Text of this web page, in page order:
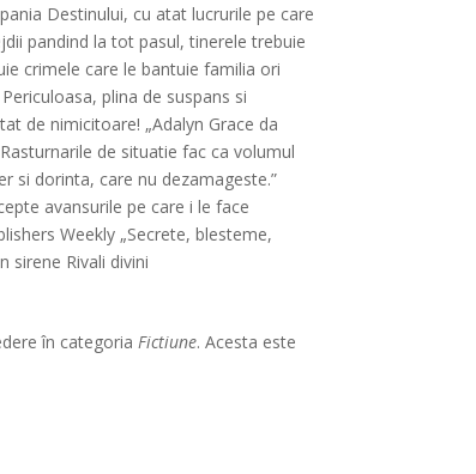
Destinului, cu atat lucrurile pe care
pandind la tot pasul, tinerele trebuie
crimele care le bantuie familia ori
plina de suspans si
de nimicitoare! „Adalyn Grace da
de situatie fac ca volumul
si dorinta, care nu dezamageste.”
avansurile pe care i le face
Weekly „Secrete, blesteme,
sirene Rivali divini
în categoriaFictiune. Acesta este